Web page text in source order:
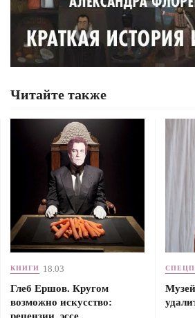
Читайте также
КНИГИ 18.03
Глеб Ершов. Кругом
возможно искусство: